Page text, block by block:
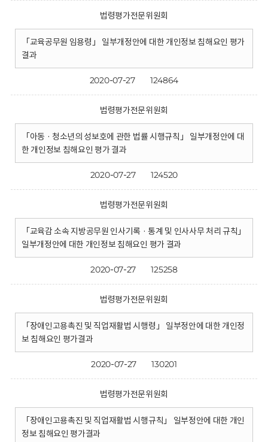
법령평가전문위원회
「교육공무원 임용령」 일부개정안에 대한 개인정보 침해요인 평가
결과
2020-07-27 124864
법령평가전문위원회
「아동 · 청소년의 성보호에 관한 법률 시행규칙」 일부개정안에 대
한 개인정보 침해요인 평가 결과
2020-07-27 124520
법령평가전문위원회
「교육감 소속 지방공무원 인사기록 · 통계 및 인사사무 처리 규칙」
일부개정안에 대한 개인정보 침해요인 평가 결과
2020-07-27 125258
법령평가전문위원회
「장애인고용촉진 및 직업재활법 시행령」 일부정안에 대한 개인정
보 침해요인 평가결과
2020-07-27 130201
법령평가전문위원회
「장애인고용촉진 및 직업재활법 시행규칙」 일부정안에 대한 개인
정보 침해요인 평가결과